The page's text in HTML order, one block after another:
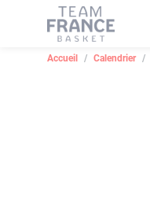
Accueil Calendrier
Panneau de gestion des cookies